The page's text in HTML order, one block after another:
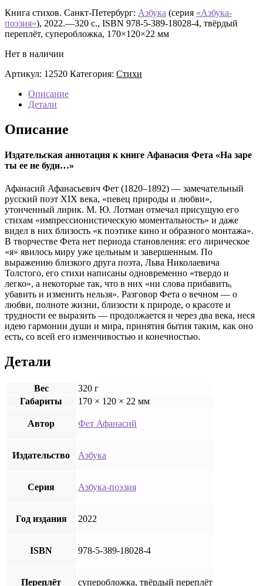
Книга стихов. Санкт-Петербург: Азбука (серия «Азбука-
поэзия»), 2022.—320 с., ISBN 978-5-389-18028-4, твёрдый
переплёт, суперобложка, 170×120×22 мм
Нет в наличии
Артикул: 12520 Категория: Стихи
Описание
Детали
Описание
Издательская аннотация к книге Афанасия Фета «На заре
ты ее не буди…»
Афанасий Афанасьевич Фет (1820–1892) — замечательный
русский поэт XIX века, «певец природы и любви»,
утонченный лирик. М. Ю. Лотман отмечал присущую его
стихам «импрессионистическую моментальность» и даже
видел в них близость «к поэтике кино и образного монтажа».
В творчестве Фета нет периода становления: его лирическое
«я» явилось миру уже цельным и завершенным. По
выражению близкого друга поэта, Льва Николаевича
Толстого, его стихи написаны одновременно «твердо и
легко», а некоторые так, что в них «ни слова прибавить,
убавить и изменить нельзя». Разговор Фета о вечном — о
любви, полноте жизни, близости к природе, о красоте и
трудности ее выразить — продолжается и через два века, неся
идею гармонии души и мира, принятия бытия таким, как оно
есть, со всей его изменчивостью и конечностью.
Детали
Вес
320 г
Габариты
170 × 120 × 22 мм
Автор Фет Афанасий
Издательство Азбука
Серия Азбука-поэзия
Год издания 2022
ISBN 978-5-389-18028-4
Переплёт суперобложка, твёрдый переплёт